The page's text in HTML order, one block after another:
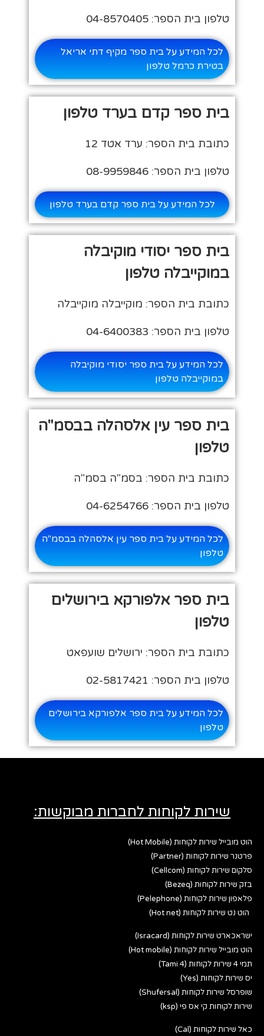
טלפון בית הספר: 04-8570405
לכל המידע על בית ספר מקיף דתי אריאל
בטירת כרמל טלפון
בית ספר קדם בערד טלפון
כתובת בית הספר: ערד אטד 12
טלפון בית הספר: 08-9959846
לכל המידע על בית ספר קדם בערד טלפון
בית ספר יסודי מוקיבלה
במוקייבלה טלפון
כתובת בית הספר: מוקייבלה מוקייבלה
טלפון בית הספר: 04-6400383
לכל המידע על בית ספר יסודי מוקיבלה
במוקייבלה טלפון
בית ספר עין אלסהלה בבסמ"ה
טלפון
כתובת בית הספר: בסמ"ה בסמ"ה
טלפון בית הספר: 04-6254766
לכל המידע על בית ספר עין אלסהלה בבסמ"ה
טלפון
בית ספר אלפורקא בירושלים
טלפון
כתובת בית הספר: ירושלים שועפאט
טלפון בית הספר: 02-5817421
לכל המידע על בית ספר אלפורקא בירושלים
טלפון
שירות לקוחות לחברות מבוקשות:
הוט מובייל שירות לקוחות (Hot Mobile)
פרטנר שירות לקוחות (Partner)
סלקום שירות לקוחות (Cellcom)
בזק שירות לקוחות (Bezeq)
פלאפון שירות לקוחות (Pelephone)
הוט נט שירות לקוחות (Hot net)
ישראכארט שירות לקוחות (Isracard)
הוט מובייל שירות לקוחות (Hot mobile)
תמי 4 שירות לקוחות (Tami 4)
יס שירות לקוחות (Yes)
שופרסל שירות לקוחות (Shufersal)
שירות לקוחות קי אס פי (ksp)
כאל שירות לקוחות (Cal)